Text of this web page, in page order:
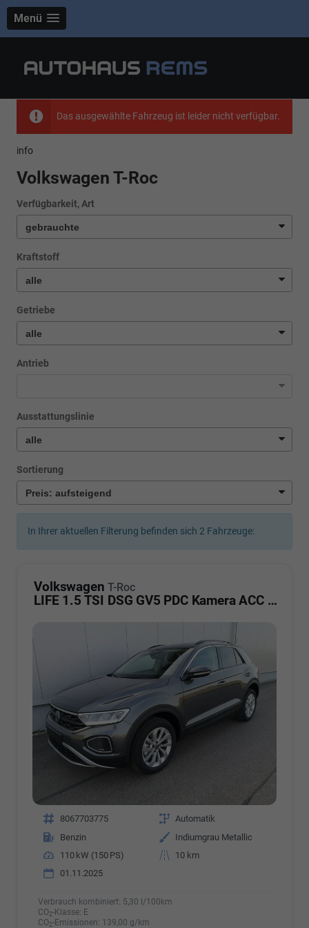
Menü
Das ausgewählte Fahrzeug ist leider nicht verfügbar.
info
Volkswagen T-Roc
Verfügbarkeit, Art
Kraftstoff
Getriebe
Antrieb
Ausstattungslinie
Sortierung
In Ihrer aktuellen Filterung befinden sich 2 Fahrzeuge:
Volkswagen T-Roc
LIFE 1.5 TSI DSG GV5 PDC Kamera ACC LED Sunset
Fahrzeugnr. 8067703775 Getriebe Automatik
Kraftstoff
Benzin Außenfarbe Indiumgrau Metallic
Leistung
110 kW (150 PS) Kilometerstand
10 km
01.11.2025
Verbrauch kombiniert: 5,30 l/100km
CO2-Klasse: E
CO2-Emissionen: 139,00 g/km